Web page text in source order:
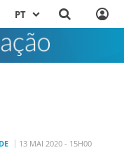
PT
13 MAI 2020 - 15H00